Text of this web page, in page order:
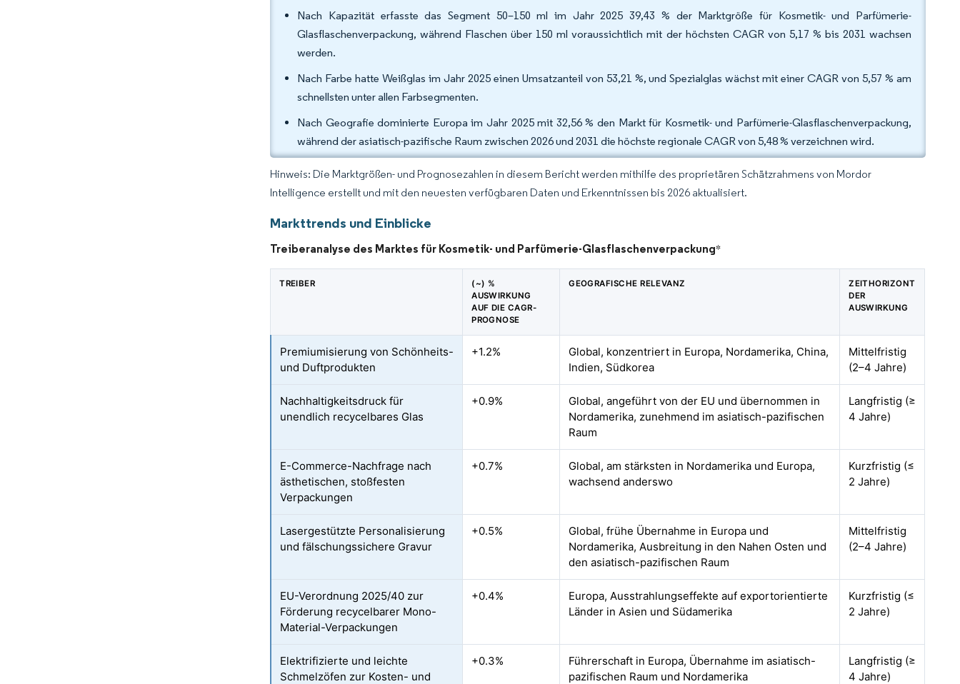
Nach Kapazität erfasste das Segment 50–150 ml im Jahr 2025 39,43 % der Marktgröße für Kosmetik- und Parfümerie-
Glasflaschenverpackung, während Flaschen über 150 ml voraussichtlich mit der höchsten CAGR von 5,17 % bis 2031 wachsen
werden.
Nach Farbe hatte Weißglas im Jahr 2025 einen Umsatzanteil von 53,21 %, und Spezialglas wächst mit einer CAGR von 5,57 % am
schnellsten unter allen Farbsegmenten.
Nach Geografie dominierte Europa im Jahr 2025 mit 32,56 % den Markt für Kosmetik- und Parfümerie-Glasflaschenverpackung,
während der asiatisch-pazifische Raum zwischen 2026 und 2031 die höchste regionale CAGR von 5,48 % verzeichnen wird.
Hinweis: Die Marktgrößen- und Prognosezahlen in diesem Bericht werden mithilfe des proprietären Schätzrahmens von Mordor
Intelligence erstellt und mit den neuesten verfügbaren Daten und Erkenntnissen bis 2026 aktualisiert.
Markttrends und Einblicke
Treiberanalyse des Marktes für Kosmetik- und Parfümerie-Glasflaschenverpackung*
TREIBER
(~) %
AUSWIRKUNG
AUF DIE CAGR-
PROGNOSE
GEOGRAFISCHE RELEVANZ
ZEITHORIZONT
DER
AUSWIRKUNG
Premiumisierung von Schönheits-
und Duftprodukten
+1.2%
Global, konzentriert in Europa, Nordamerika, China,
Indien, Südkorea
Mittelfristig
(2–4 Jahre)
Nachhaltigkeitsdruck für
unendlich recycelbares Glas
+0.9%
Global, angeführt von der EU und übernommen in
Nordamerika, zunehmend im asiatisch-pazifischen
Raum
Langfristig (≥
4 Jahre)
E-Commerce-Nachfrage nach
ästhetischen, stoßfesten
Verpackungen
+0.7%
Global, am stärksten in Nordamerika und Europa,
wachsend anderswo
Kurzfristig (≤
2 Jahre)
Lasergestützte Personalisierung
und fälschungssichere Gravur
+0.5%
Global, frühe Übernahme in Europa und
Nordamerika, Ausbreitung in den Nahen Osten und
den asiatisch-pazifischen Raum
Mittelfristig
(2–4 Jahre)
EU-Verordnung 2025/40 zur
Förderung recycelbarer Mono-
Material-Verpackungen
+0.4%
Europa, Ausstrahlungseffekte auf exportorientierte
Länder in Asien und Südamerika
Kurzfristig (≤
2 Jahre)
Elektrifizierte und leichte
Schmelzöfen zur Kosten- und
+0.3%
Führerschaft in Europa, Übernahme im asiatisch-
pazifischen Raum und Nordamerika
Langfristig (≥
4 Jahre)